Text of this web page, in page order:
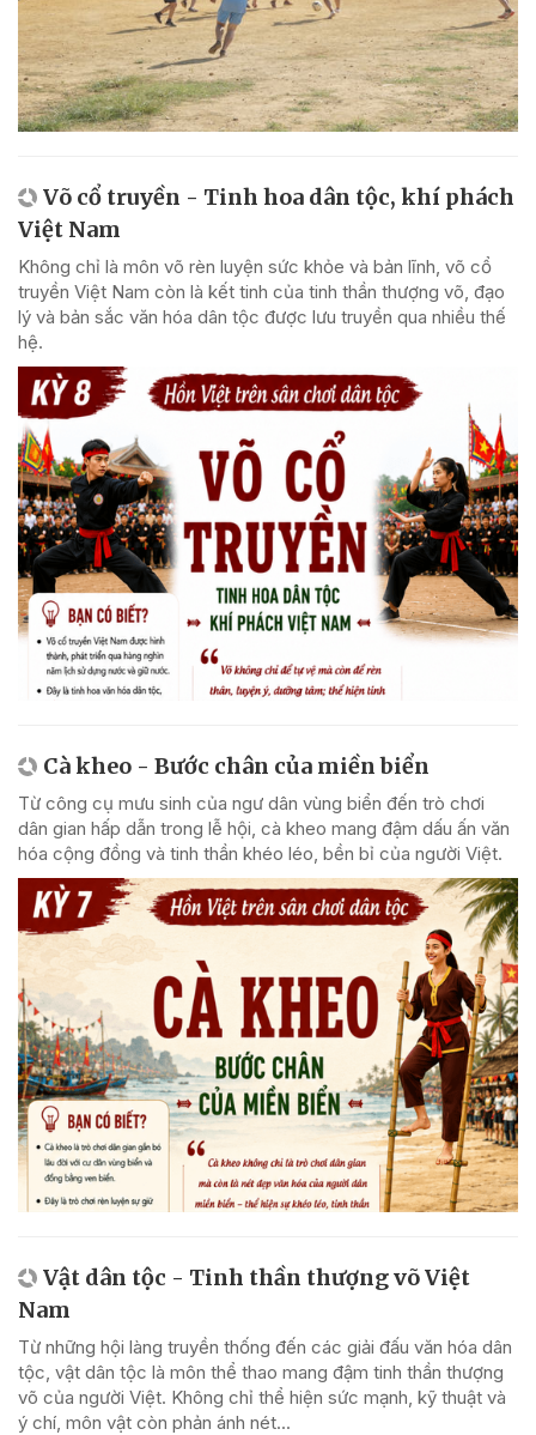
Võ cổ truyền - Tinh hoa dân tộc, khí phách
Việt Nam
Không chỉ là môn võ rèn luyện sức khỏe và bản lĩnh, võ cổ
truyền Việt Nam còn là kết tinh của tinh thần thượng võ, đạo
lý và bản sắc văn hóa dân tộc được lưu truyền qua nhiều thế
hệ.
Cà kheo - Bước chân của miền biển
Từ công cụ mưu sinh của ngư dân vùng biển đến trò chơi
dân gian hấp dẫn trong lễ hội, cà kheo mang đậm dấu ấn văn
hóa cộng đồng và tinh thần khéo léo, bền bỉ của người Việt.
Vật dân tộc - Tinh thần thượng võ Việt
Nam
Từ những hội làng truyền thống đến các giải đấu văn hóa dân
tộc, vật dân tộc là môn thể thao mang đậm tinh thần thượng
võ của người Việt. Không chỉ thể hiện sức mạnh, kỹ thuật và
ý chí, môn vật còn phản ánh nét...